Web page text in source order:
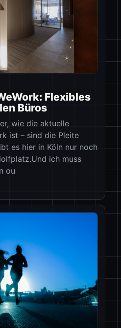
Flexibles
Büros
wie die aktuelle
ist – sind die Pleite
es hier in Köln nur noch
ich muss
ou